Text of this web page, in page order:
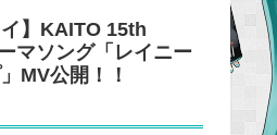
イ】KAITO 15th
マソング「レイニー
MV公開！！